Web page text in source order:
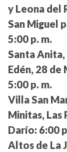
y Leona del
San Miguel
5:00 p. m.
Santa Anita,
Edén, 28 de
5:00 p. m.
Villa San
Minitas, Las
Darío: 6:00
Altos de La